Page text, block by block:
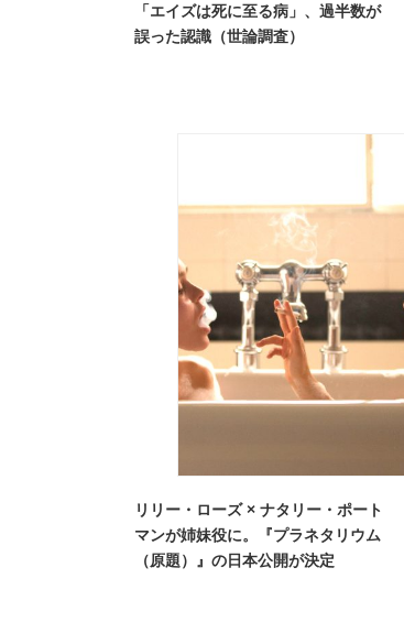
「エイズは死に至る病」、過半数が
誤った認識（世論調査）
リリー・ローズ × ナタリー・ポート
マンが姉妹役に。『プラネタリウム
（原題）』の日本公開が決定